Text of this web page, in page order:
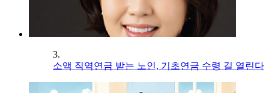
3.
소액 직역연금 받는 노인, 기초연금 수령 길 열린다